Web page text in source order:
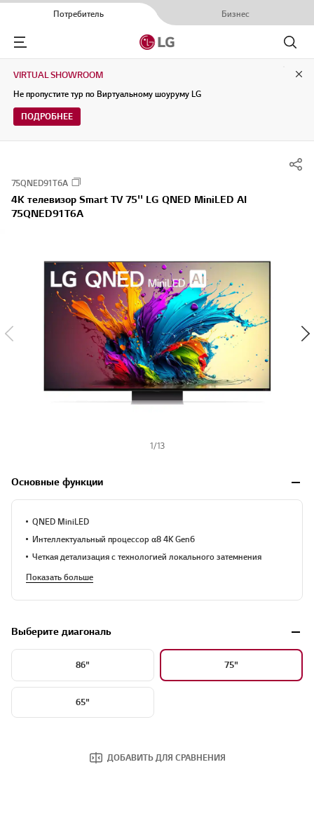
Потребитель Бизнес
Menu
Поиск
VIRTUAL SHOWROOM
Не пропустите тур по Виртуальному шоуруму LG
ПОДРОБНЕЕ
75QNED91T6A
4K телевизор Smart TV 75'' LG QNED MiniLED AI
75QNED91T6A
1/13
Основные функции
QNED MiniLED
Интеллектуальный процессор α8 4K Gen6
Четкая детализация с технологией локального затемнения
Показать больше
Выберите диагональ
86" 75"
65"
ДОБАВИТЬ ДЛЯ СРАВНЕНИЯ